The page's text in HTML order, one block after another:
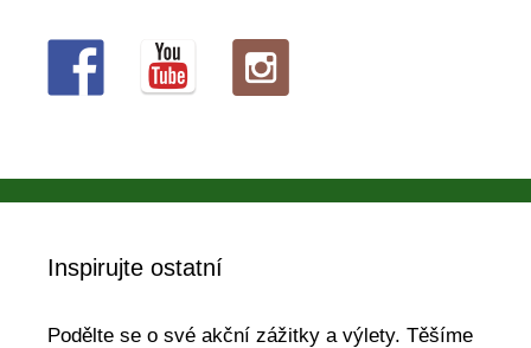
Inspirujte ostatní
Podělte se o své akční zážitky a výlety. Těšíme